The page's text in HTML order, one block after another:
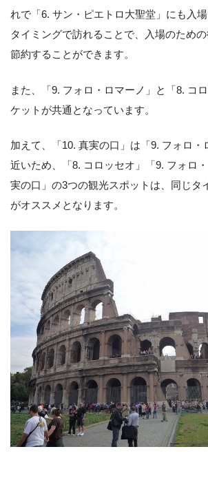
れで「6. サン・ピエトロ大聖堂」にも入
タイミングで訪れることで、入場のため
節約することができます。
また、「9. フォロ・ロマーノ」と「8. コ
ケットが共通となっています。
加えて、「10. 真実の口」は「9. フォロ・
近いため、「8. コロッセオ」「9. フォロ
実の口」の3つの観光スポットは、同じタ
がオススメとなります。